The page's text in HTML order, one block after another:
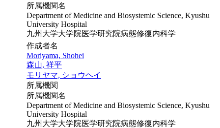
所属機関名
Department of Medicine and Biosystemic Science, Kyushu
University Hospital
九州大学大学院医学研究院病態修復内科学
作成者名
Moriyama, Shohei
森山, 祥平
モリヤマ, ショウヘイ
所属機関
所属機関名
Department of Medicine and Biosystemic Science, Kyushu
University Hospital
九州大学大学院医学研究院病態修復内科学